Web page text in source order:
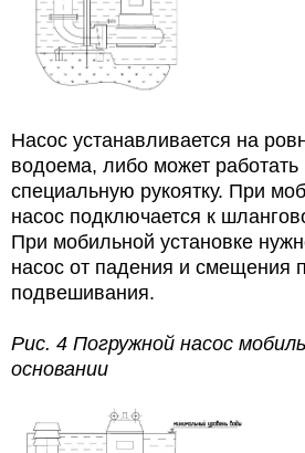
Насос устанавливается на
водоема, либо может
специальную рукоятку. При
насос подключается к
При мобильной установке
насос от падения и смещения
подвешивания.
Рис. 4 Погружной насос
основании